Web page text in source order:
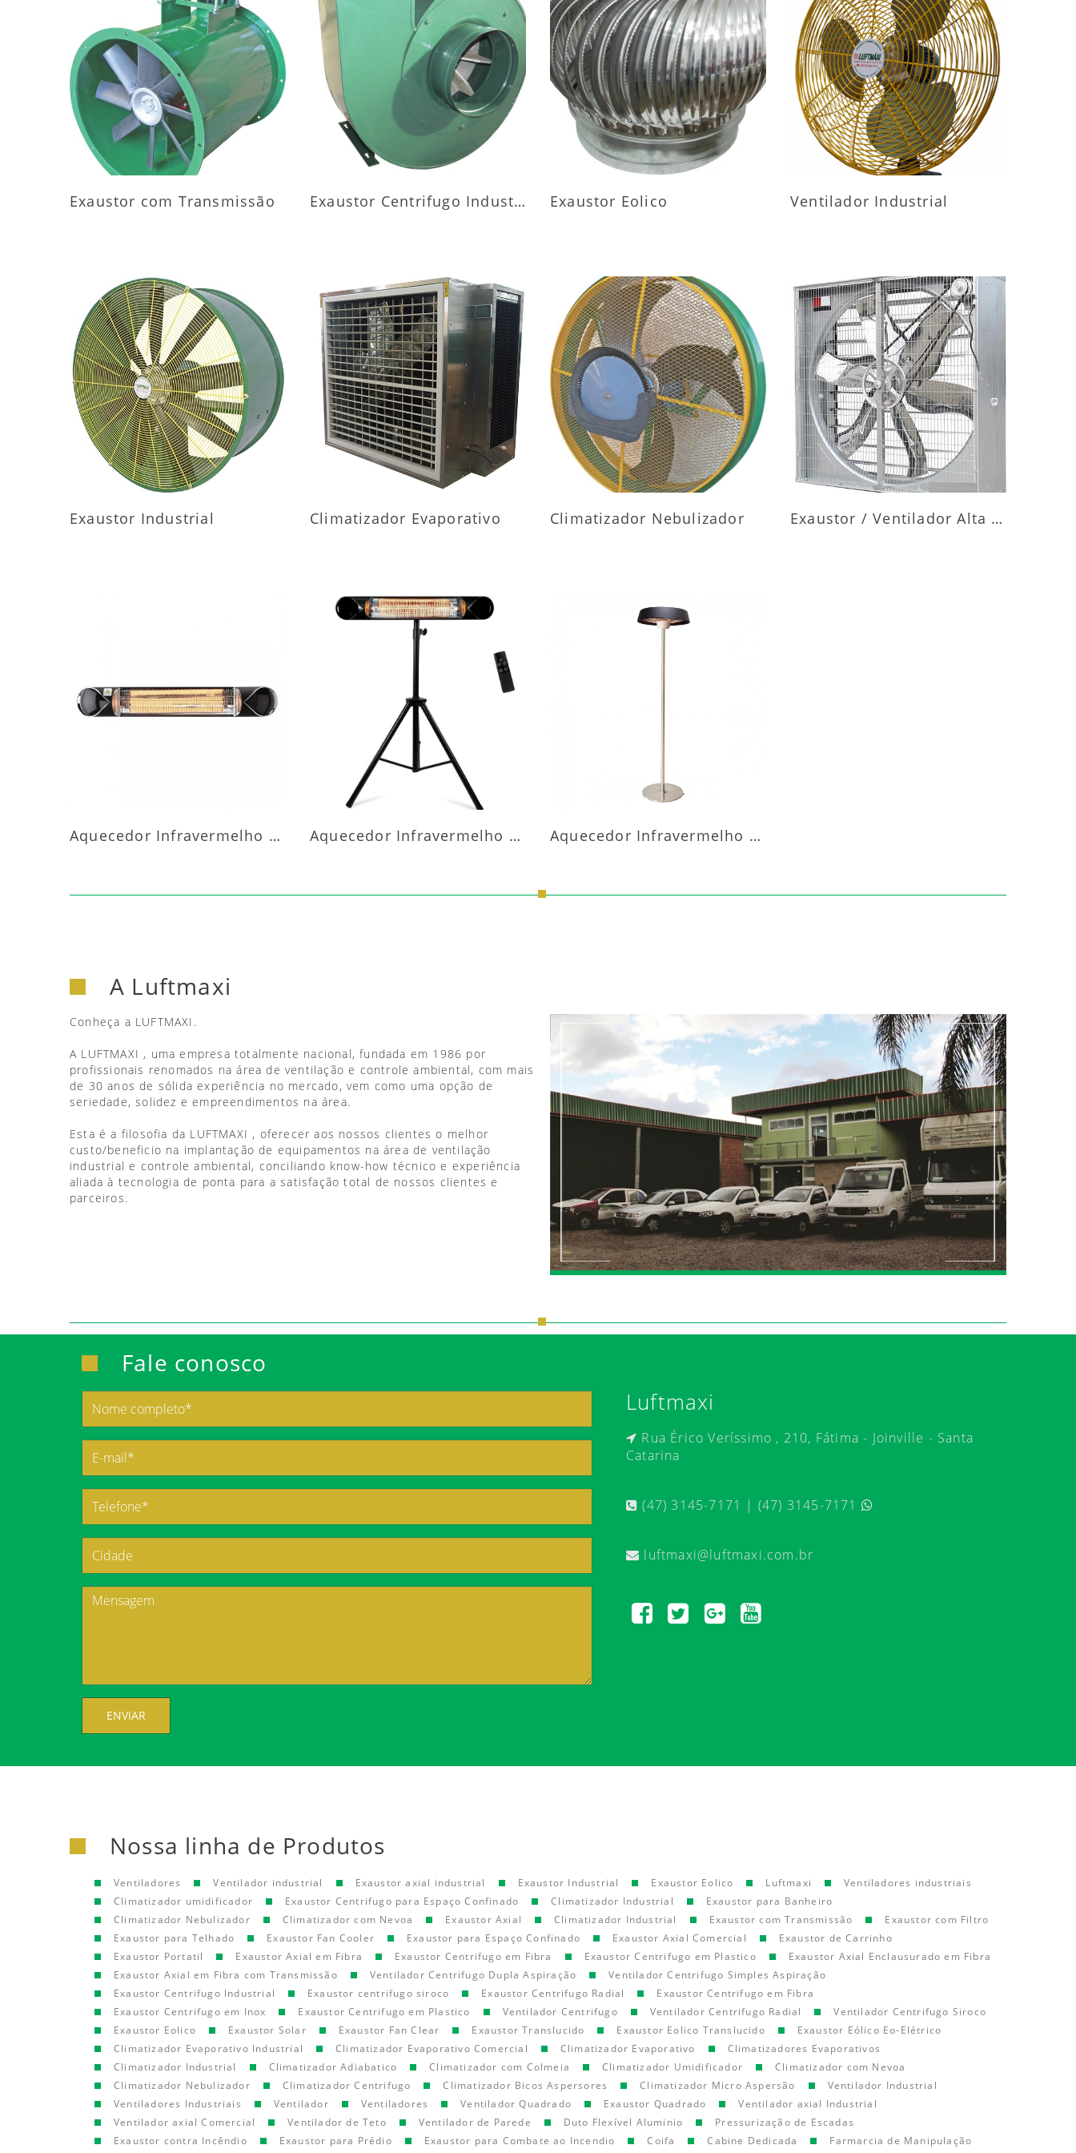
MAIS INFORMAÇÕES
Exaustor com Transmissão
MAIS INFORMAÇÕES
Exaustor Centrifugo Industrial
MAIS INFORMAÇÕES
Exaustor Eolico
MAIS INFORMAÇÕES
Ventilador Industrial
MAIS INFORMAÇÕES
Exaustor Industrial
MAIS INFORMAÇÕES
Climatizador Evaporativo
MAIS INFORMAÇÕES
Climatizador Nebulizador
MAIS INFORMAÇÕES
Exaustor / Ventilador Alta Vazão
MAIS INFORMAÇÕES
Aquecedor Infravermelho Parede
MAIS INFORMAÇÕES
Aquecedor Infravermelho Pedestal Aquecedor Infravermelho Coluna
A Luftmaxi
Conheça a LUFTMAXI.
A LUFTMAXI , uma empresa totalmente nacional, fundada em 1986 por
profissionais renomados na área de ventilação e controle ambiental, com mais
de 30 anos de sólida experiência no mercado, vem como uma opção de
seriedade, solidez e empreendimentos na área.
Esta é a filosofia da LUFTMAXI , oferecer aos nossos clientes o melhor
custo/beneficio na implantação de equipamentos na área de ventilação
industrial e controle ambiental, conciliando know-how técnico e experiência
aliada à tecnologia de ponta para a satisfação total de nossos clientes e
parceiros.
Fale conosco
ENVIAR
Luftmaxi
Rua Érico Veríssimo , 210, Fátima - Joinville - Santa
Catarina
(47) 3145-7171 | (47) 3145-7171
luftmaxi@luftmaxi.com.br
Nossa linha de Produtos
Ventiladores Ventilador industrial Exaustor axial industrial Exaustor Industrial Exaustor Eolico Luftmaxi
Ventiladores industriais
Climatizador umidificador
Exaustor Centrifugo para Espaço Confinado Climatizador Industrial
Exaustor para Banheiro
Climatizador Nebulizador
Climatizador com Nevoa Exaustor Axial Climatizador Industrial Exaustor com Transmissão
Exaustor com Filtro
Exaustor para Telhado
Exaustor Fan Cooler Exaustor para Espaço Confinado Exaustor Axial Comercial
Exaustor de Carrinho
Exaustor Portatil
Exaustor Axial em Fibra Exaustor Centrifugo em Fibra Exaustor Centrifugo em Plastico
Exaustor Axial Enclausurado em Fibra
Exaustor Axial em Fibra com Transmissão
Ventilador Centrifugo Dupla Aspiração
Ventilador Centrifugo Simples Aspiração
Exaustor Centrifugo Industrial
Exaustor centrifugo siroco Exaustor Centrifugo Radial
Exaustor Centrifugo em Fibra
Exaustor Centrifugo em Inox
Exaustor Centrifugo em Plastico Ventilador Centrifugo Ventilador Centrifugo Radial
Ventilador Centrifugo Siroco
Exaustor Eolico
Exaustor Solar Exaustor Fan Clear Exaustor Translucido Exaustor Eolico Translucido
Exaustor Eólico Eo-Elétrico
Climatizador Evaporativo Industrial
Climatizador Evaporativo Comercial Climatizador Evaporativo
Climatizadores Evaporativos
Climatizador Industrial
Climatizador Adiabatico Climatizador com Colmeia Climatizador Umidificador
Climatizador com Nevoa
Climatizador Nebulizador
Climatizador Centrifugo Climatizador Bicos Aspersores Climatizador Micro Aspersão
Ventilador Industrial
Ventiladores Industriais
Ventilador Ventiladores Ventilador Quadrado Exaustor Quadrado
Ventilador axial Industrial
Ventilador axial Comercial
Ventilador de Teto Ventilador de Parede Duto Flexível Aluminio
Pressurização de Escadas
Exaustor contra Incêndio
Exaustor para Prédio Exaustor para Combate ao Incendio Coifa Cabine Dedicada
Farmarcia de Manipulação